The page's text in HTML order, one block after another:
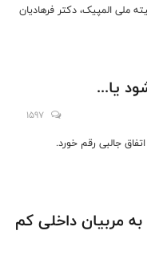
ملی المپیک، دکتر فرهادیان
یا...
1597
جالبی رقم خورد.
مربیان داخلی کم